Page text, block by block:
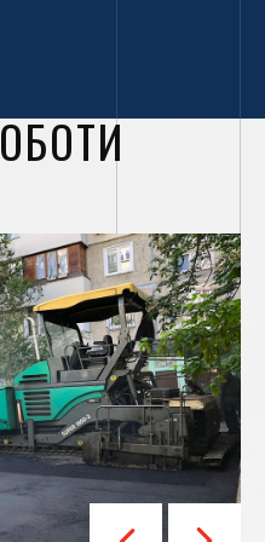
професіоналами на
певної
проект, встановлюється ціна
Біла Церква.
оновлення
асфальтування та
У прайс-листі ви
Ми пропонуємо клієнтам